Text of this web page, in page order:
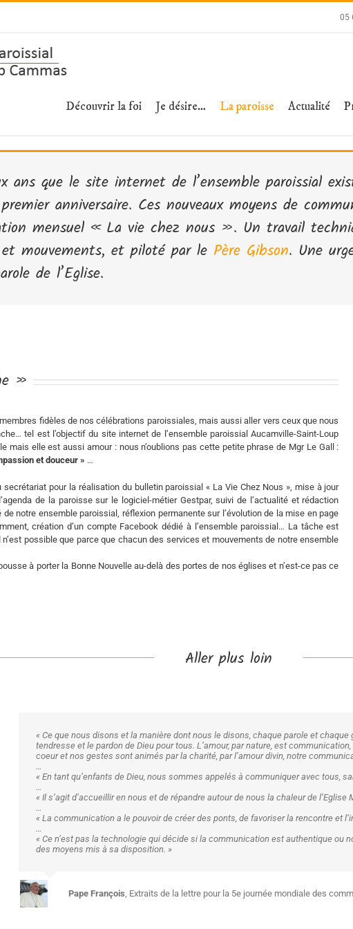
05
Découvrir la foi Je désire… La paroisse Actualité
ans que le site internet de l’ensemble paroissial
anniversaire. Ces nouveaux moyens de
mensuel « La vie chez nous ». Un travail
et mouvements, et piloté par le Père Gibson. Une
de l’Eglise.
»
fidèles de nos célébrations paroissiales, mais aussi aller vers ceux que nous
tel est l’objectif du site internet de l’ensemble paroissial Aucamville-Saint-Loup
mais elle est aussi amour : nous n’oublions pas cette petite phrase de Mgr Le Gall :
et douceur » …
pour la réalisation du bulletin paroissial « La Vie Chez Nous », mise à jour
de la paroisse sur le logiciel-métier Gestpar, suivi de l’actualité et rédaction
notre ensemble paroissial, réflexion permanente sur l’évolution de la mise en page
création d’un compte Facebook dédié à l’ensemble paroissial… La tâche est
possible que parce que chacun des services et mouvements de notre ensemble
à porter la Bonne Nouvelle au-delà des portes de nos églises et n’est-ce pas ce
Aller plus loin
« Ce que nous disons et la manière dont nous le disons, chaque parole et
tendresse et le pardon de Dieu pour tous. L’amour, par nature, est
coeur et nos gestes sont animés par la charité, par l’amour divin, notre
…
« En tant qu’enfants de Dieu, nous sommes appelés à communiquer avec tous,
…
« Il s’agit d’accueillir en nous et de répandre autour de nous la chaleur de
…
« La communication a le pouvoir de créer des ponts, de favoriser la rencontre et
…
« Ce n’est pas la technologie qui décide si la communication est authentique ou
des moyens mis à sa disposition. »
Pape François, Extraits de la lettre pour la 5e journée mondiale des